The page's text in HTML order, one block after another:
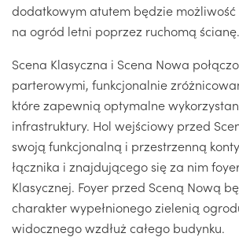
dodatkowym atutem będzie
na ogród letni poprzez ruchomą ścianę.
Scena Klasyczna i Scena Nowa
parterowymi, funkcjonalnie
które zapewnią optymalne
infrastruktury. Hol wejściowy przed
swoją funkcjonalną i przestrzenną
łącznika i znajdującego się za nim
Klasycznej. Foyer przed Sceną Nową
charakter wypełnionego zielenią
widocznego wzdłuż całego budynku.